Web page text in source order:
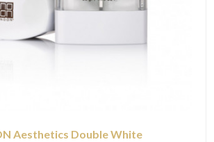
Aesthetics Double White